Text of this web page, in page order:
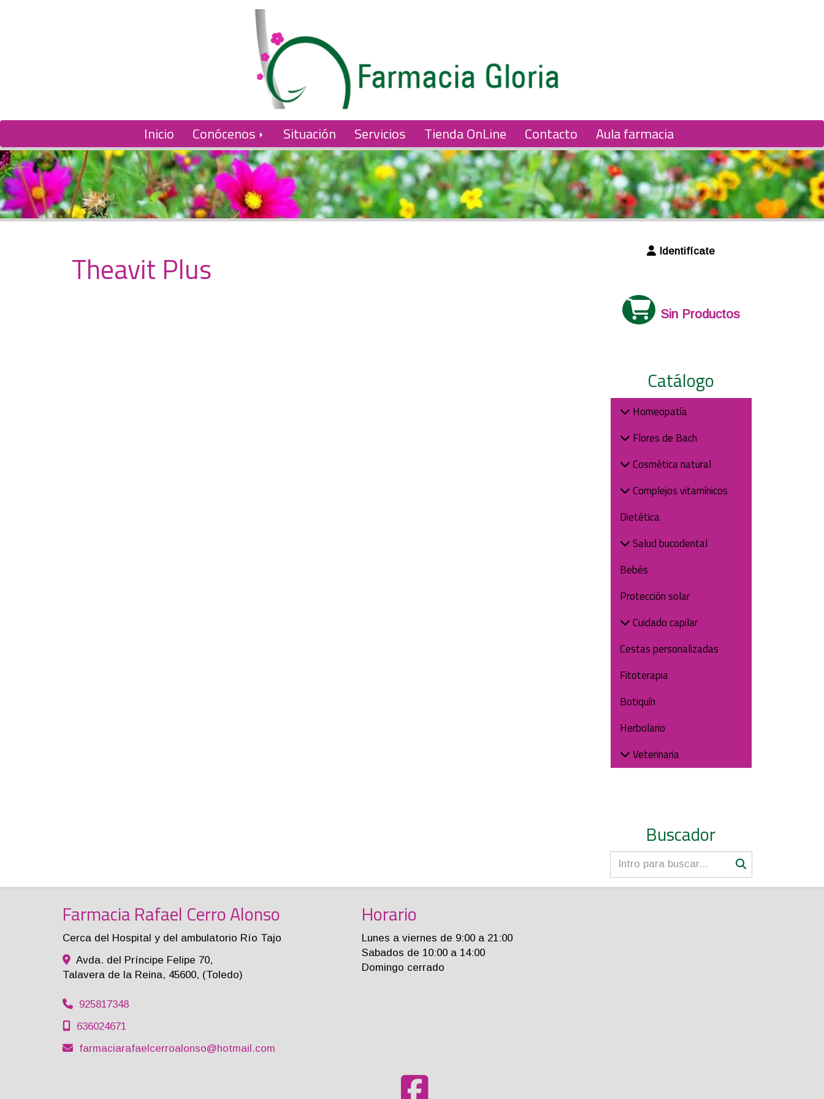
Inicio Conócenos Situación Servicios Tienda OnLine Contacto Aula farmacia
Theavit Plus Identifícate
Sin Productos
Catálogo
Homeopatía
Flores de Bach
Cosmética natural
Complejos vitamínicos
Dietética
Salud bucodental
Bebés
Protección solar
Cuidado capilar
Cestas personalizadas
Fitoterapia
Botiquín
Herbolario
Veterinaria
Buscador
Farmacia Rafael Cerro Alonso
Cerca del Hospital y del ambulatorio Río Tajo
Avda. del Príncipe Felipe 70,
Talavera de la Reina, 45600, (Toledo)
925817348
636024671
farmaciarafaelcerroalonso
hotmail.com
Horario
Lunes a viernes de 9:00 a 21:00
Sabados de 10:00 a 14:00
Domingo cerrado